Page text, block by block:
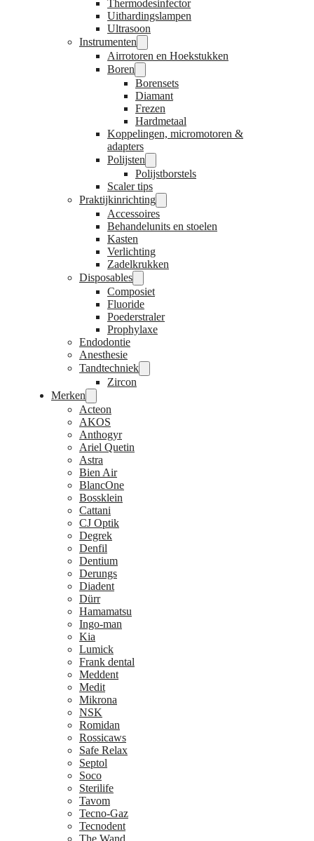
Thermodesinfector
Uithardingslampen
Ultrasoon
Instrumenten
Airrotoren en Hoekstukken
Boren
Borensets
Diamant
Frezen
Hardmetaal
Koppelingen, micromotoren &
adapters
Polijsten
Polijstborstels
Scaler tips
Praktijkinrichting
Accessoires
Behandelunits en stoelen
Kasten
Verlichting
Zadelkrukken
Disposables
Composiet
Fluoride
Poederstraler
Prophylaxe
Endodontie
Anesthesie
Tandtechniek
Zircon
Merken
Acteon
AKOS
Anthogyr
Ariel Quetin
Astra
Bien Air
BlancOne
Bossklein
Cattani
CJ Optik
Degrek
Denfil
Dentium
Derungs
Diadent
Dürr
Hamamatsu
Ingo-man
Kia
Lumick
Frank dental
Meddent
Medit
Mikrona
NSK
Romidan
Rossicaws
Safe Relax
Septol
Soco
Sterilife
Tavom
Tecno-Gaz
Tecnodent
The Wand